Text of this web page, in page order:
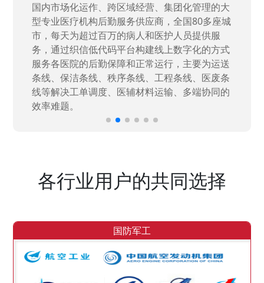
国家“一五”期间156个重点项目之一。属于国家
高新技术企业，在信息化升级建设中，存在大
量“小、散、碎”的信息化需求，需要投入大量人
力资源进行开发，通过引入织信低代码平台，解
决当下遇到的各类业务难题，提升整体的IT研发
效率。
各行业用户的共同选择
国防军工